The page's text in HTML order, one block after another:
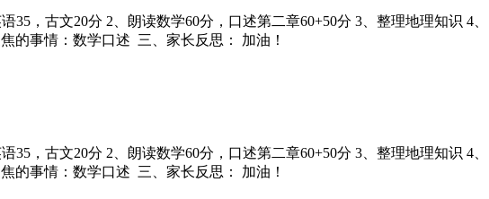
，古文20分 2、朗读数学60分，口述第二章60+50分 3、整理地理知识 4
的事情：数学口述 三、家长反思： 加油！
，古文20分 2、朗读数学60分，口述第二章60+50分 3、整理地理知识 4
的事情：数学口述 三、家长反思： 加油！